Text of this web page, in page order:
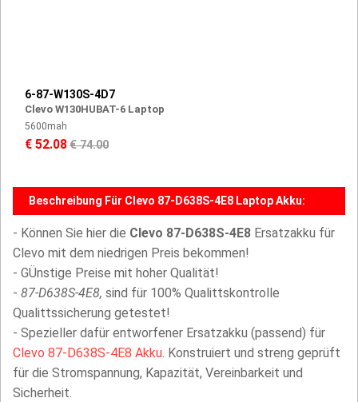
6-87-W130S-4D7
Clevo W130HUBAT-6 Laptop
5600mah
€ 52.08€ 74.00
Beschreibung Für Clevo 87-D638S-4E8 Laptop Akku:
- Können Sie hier die Clevo 87-D638S-4E8 Ersatzakku für
Clevo mit dem niedrigen Preis bekommen!
- GÜnstige Preise mit hoher Qualität!
- 87-D638S-4E8, sind für 100% Qualittskontrolle
Qualittssicherung getestet!
- Spezieller dafür entworfener Ersatzakku (passend) für
Clevo 87-D638S-4E8 Akku. Konstruiert und streng geprüft
für die Stromspannung, Kapazität, Vereinbarkeit und
Sicherheit.